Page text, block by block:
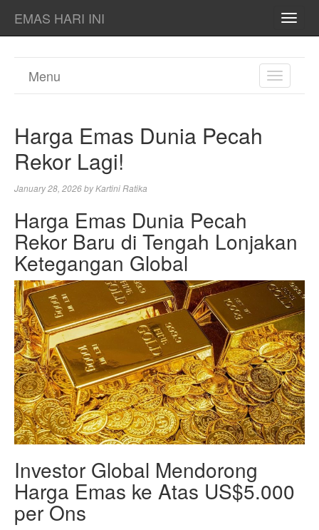
EMAS HARI INI
TOGGLE
Menu
Harga Emas Dunia Pecah
Rekor Lagi!
January 28, 2026byKartini Ratika
Harga Emas Dunia Pecah
Rekor Baru di Tengah Lonjakan
Ketegangan Global
Investor Global Mendorong
Harga Emas ke Atas US$5.000
per Ons